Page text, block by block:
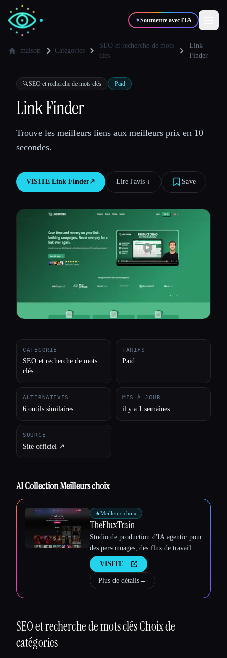
✦Soumettre avec l'IA
💻Développeurs
🎓Étudiants
Toutes les catégories
maison Catégories
SEO et recherche de mots
clés
Link
Finder
🔍SEO et recherche de mots clés Paid
Link Finder
Trouve les meilleurs liens aux meilleurs prix en 10
secondes.
VISITE Link Finder↗︎ Lire l'avis ↓︎ Save
CATÉGORIE
SEO et recherche de mots
clés
TARIFS
Paid
ALTERNATIVES
6 outils similaires
MIS À JOUR
il y a 1 semaines
SOURCE
Site officiel ↗︎
AI Collection Meilleurs choix
★Meilleurs choix
TheFluxTrain
Studio de production d'IA agentic pour
des personnages, des flux de travail et
des vidéos cohérents
VISITE
Plus de détails→
SEO et recherche de mots clésChoix de
catégories